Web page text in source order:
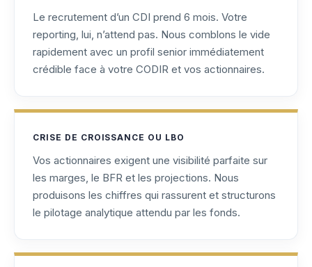
Le recrutement d’un CDI prend 6 mois. Votre
reporting, lui, n’attend pas. Nous comblons le vide
rapidement avec un profil senior immédiatement
crédible face à votre CODIR et vos actionnaires.
CRISE DE CROISSANCE OU LBO
Vos actionnaires exigent une visibilité parfaite sur
les marges, le BFR et les projections. Nous
produisons les chiffres qui rassurent et structurons
le pilotage analytique attendu par les fonds.